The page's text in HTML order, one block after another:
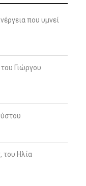
που υμνεί
Γιώργου
του Ηλία